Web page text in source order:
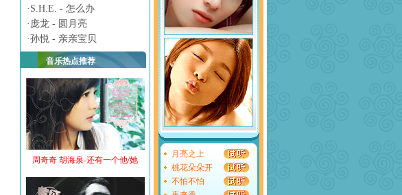
· S.H.E. - 怎么办
· 庞龙 - 圆月亮
·孙悦 - 亲亲宝贝
音乐热点推荐
周奇奇 胡海泉-还有一个他/她
月亮之上
桃花朵朵开
不怕不怕